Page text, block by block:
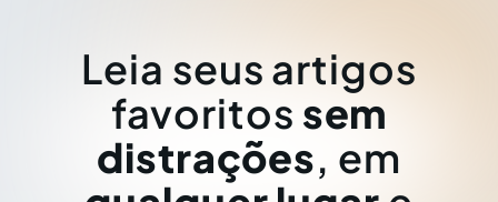
Leia seus artigos
favoritos sem
distrações, em